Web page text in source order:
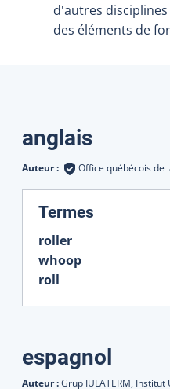
d'autres
des éléments de
Traductions
anglais
Auteur : Office québécois de
Termes
roller
whoop
roll
espagnol
Auteur :Grup IULATERM,